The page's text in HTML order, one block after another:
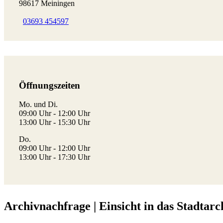
98617 Meiningen
03693 454597
Öffnungszeiten
Mo. und Di.
09:00 Uhr - 12:00 Uhr
13:00 Uhr - 15:30 Uhr
Do.
09:00 Uhr - 12:00 Uhr
13:00 Uhr - 17:30 Uhr
Archivnachfrage | Einsicht in das